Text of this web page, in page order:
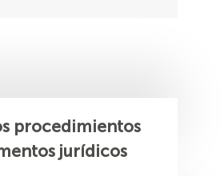
procedimientos
jurídicos